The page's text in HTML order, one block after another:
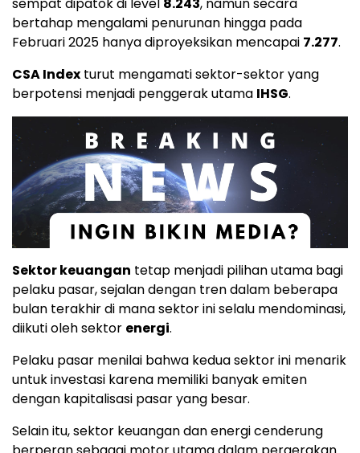
bertahap mengalami penurunan hingga pada
Februari 2025 hanya diproyeksikan mencapai 7.277.
CSA Index turut mengamati sektor-sektor yang
berpotensi menjadi penggerak utama IHSG.
Sektor keuangan tetap menjadi pilihan utama bagi
pelaku pasar, sejalan dengan tren dalam beberapa
bulan terakhir di mana sektor ini selalu mendominasi,
diikuti oleh sektor energi.
Pelaku pasar menilai bahwa kedua sektor ini menarik
untuk investasi karena memiliki banyak emiten
dengan kapitalisasi pasar yang besar.
Selain itu, sektor keuangan dan energi cenderung